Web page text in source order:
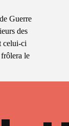
Guerre
des
celui-ci
le